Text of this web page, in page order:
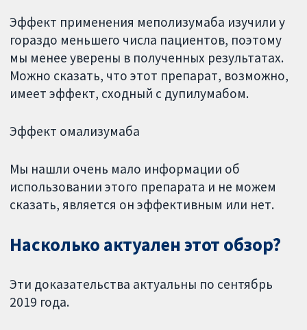
Эффект применения меполизумаба изучили у
гораздо меньшего числа пациентов, поэтому
мы менее уверены в полученных результатах.
Можно сказать, что этот препарат, возможно,
имеет эффект, сходный с дупилумабом.
Эффект омализумаба
Мы нашли очень мало информации об
использовании этого препарата и не можем
сказать, является он эффективным или нет.
Насколько актуален этот обзор?
Эти доказательства актуальны по сентябрь
2019 года.